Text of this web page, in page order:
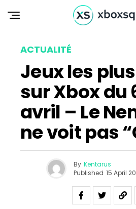
ACTUALITÉ
Jeux les
sur Xbox du
avril – Le
ne voit pas
By Kentarus
Published 15 April